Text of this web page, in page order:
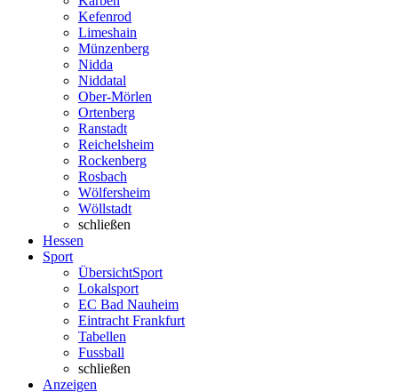
Kefenrod
Limeshain
Münzenberg
Nidda
Niddatal
Ober-Mörlen
Ortenberg
Ranstadt
Reichelsheim
Rockenberg
Rosbach
Wölfersheim
Wöllstadt
schließen
Hessen
Sport
ÜbersichtSport
Lokalsport
EC Bad Nauheim
Eintracht Frankfurt
Tabellen
Fussball
schließen
Anzeigen